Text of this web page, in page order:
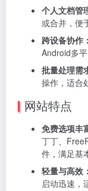
个人文档管
或合并，便
跨设备协作：
Android多
批量处理需
操作，适合
网站特点
免费选项丰
丁丁、
件，满足基
轻量与高效：
启动迅速，